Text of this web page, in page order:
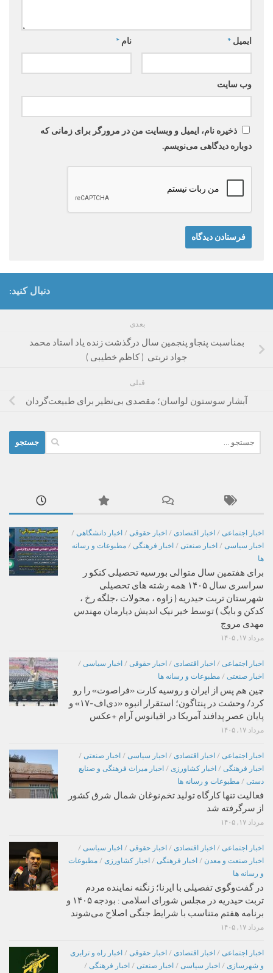
نام * ایمیل *
وب‌ سایت
ذخیره نام، ایمیل و وبسایت من در مرورگر برای زمانی که
دوباره دیدگاهی می‌نویسم.
دنبال کنید:
بعدی
بمناسبت پنجاو پنجمین سال درگذشت زنده یاد استاد محمد
جواد تربتی ( کاظم خطیبی )
قبلی
آبشار سوستون لواسان؛ مقصدی بی‌نظیر برای طبیعت‌گردان
برای:
اخبار اجتماعی / اخبار اقتصادی / اخبار حقوقی / اخبار دانشگاهی /
اخبار سیاسی / اخبار صنعتی / اخبار فرهنگی / مطبوعات و رسانه
ها
برای هفتمین سال متوالی بورسیه تحصیلی کنکو ر
سراسری سال ۱۴۰۵ همه رشته های تحصیلی
شهرستان تربت حیدریه ( زاوه ، محولات ،جلگه رخ ،
کدکن و بایگ ) توسط خیر نیک اندیش دیارمان مهندس
مهدی مروج
مرداد ۱۷, ۱۴۰۵
اخبار اجتماعی / اخبار اقتصادی / اخبار حقوقی / اخبار سیاسی /
اخبار صنعتی / مطبوعات و رسانه ها
چین هم پس از ایران و روسیه کارت «فراصوت» را رو
کرد/ وحشت در پنتاگون؛ استقرار انبوه «دی‌اف‑۱۷» و
پایان عصر پدافند آمریکا در اقیانوس آرام +عکس
مرداد ۱۷, ۱۴۰۵
اخبار اجتماعی / اخبار اقتصادی / اخبار سیاسی / اخبار صنعتی /
اخبار فرهنگی / اخبار کشاورزی / اخبار میراث فرهنگی و صنایع
دستی / مطبوعات و رسانه ها
فعالیت تنها کارگاه تولید تخم‌نوغان شمال شرق کشور
از سرگرفته شد
مرداد ۱۷, ۱۴۰۵
اخبار اجتماعی / اخبار اقتصادی / اخبار حقوقی / اخبار سیاسی /
اخبار صنعت و معدن / اخبار فرهنگی / اخبار کشاورزی / مطبوعات
و رسانه ها
در گفت‌وگوی تفصیلی با ایرنا؛ زنگنه نماینده مردم
تربت حیدریه در مجلس شورای اسلامی : بودجه ۱۴۰۵ و
برنامه هفتم متناسب با شرایط جنگی اصلاح می‌شوند
مرداد ۱۷, ۱۴۰۵
اخبار اجتماعی / اخبار اقتصادی / اخبار حقوقی / اخبار راه و ترابری
و شهرسازی / اخبار سیاسی / اخبار صنعتی / اخبار فرهنگی /